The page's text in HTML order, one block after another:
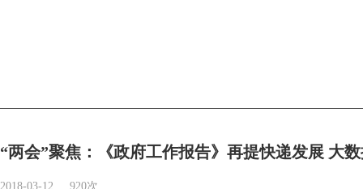
“两会”聚焦：《政府工作报告》再提快递发展 大
2018-03-12 920次